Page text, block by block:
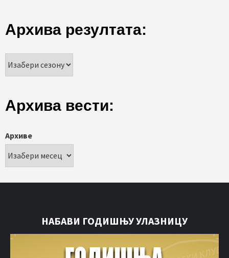
Архива резултата:
Архива вести:
Архиве
НАБАВИ ГОДИШЊУ УЛАЗНИЦУ